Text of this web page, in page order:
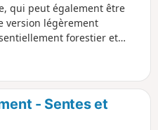
qui peut également être
version légèrement
forestier et
du Corra, qui est un site
de beaux points de vue et
oiseaux.
- Sentes et